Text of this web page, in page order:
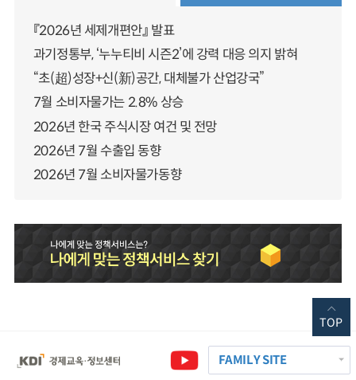
『2026년 세제개편안』 발표
과기정통부, ‘누누티비 시즌2’에 강력 대응 의지 밝혀
“초(超)성장+신(新)공간, 대체불가 산업강국”
7월 소비자물가는 2.8% 상승
2026년 한국 주식시장 여건 및 전망
2026년 7월 수출입 동향
2026년 7월 소비자물가동향
FAMILY SITE
TOP